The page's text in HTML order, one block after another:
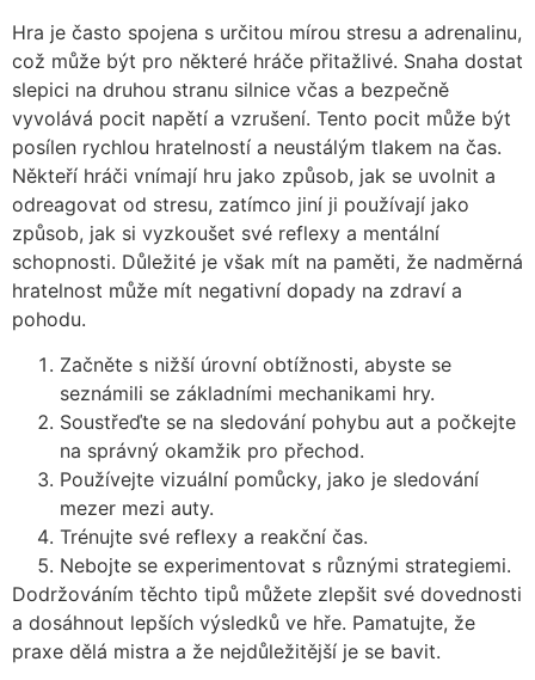
Hra je často spojena s určitou mírou stresu a adrenalinu,
což může být pro některé hráče přitažlivé. Snaha dostat
slepici na druhou stranu silnice včas a bezpečně
vyvolává pocit napětí a vzrušení. Tento pocit může být
posílen rychlou hratelností a neustálým tlakem na čas.
Někteří hráči vnímají hru jako způsob, jak se uvolnit a
odreagovat od stresu, zatímco jiní ji používají jako
způsob, jak si vyzkoušet své reflexy a mentální
schopnosti. Důležité je však mít na paměti, že nadměrná
hratelnost může mít negativní dopady na zdraví a
pohodu.
Začněte s nižší úrovní obtížnosti, abyste se
seznámili se základními mechanikami hry.
Soustřeďte se na sledování pohybu aut a počkejte
na správný okamžik pro přechod.
Používejte vizuální pomůcky, jako je sledování
mezer mezi auty.
Trénujte své reflexy a reakční čas.
Nebojte se experimentovat s různými strategiemi.
Dodržováním těchto tipů můžete zlepšit své dovednosti
a dosáhnout lepších výsledků ve hře. Pamatujte, že
praxe dělá mistra a že nejdůležitější je se bavit.